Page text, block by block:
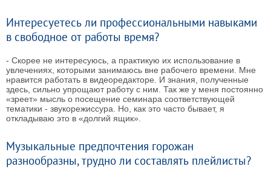
Интересуетесь ли профессиональными навыками
в свободное от работы время?
- Скорее не интересуюсь, а практикую их использование в
увлечениях, которыми занимаюсь вне рабочего времени. Мне
нравится работать в видеоредакторе. И знания, полученные
здесь, сильно упрощают работу с ним. Так же у меня постоянно
«зреет» мысль о посещение семинара соответствующей
тематики - звукорежиссура. Но, как это часто бывает, я
откладываю это в «долгий ящик».
Музыкальные предпочтения горожан
разнообразны, трудно ли составлять плейлисты?